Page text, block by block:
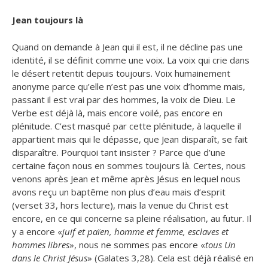
Jean toujours là
Quand on demande à Jean qui il est, il ne décline pas une
identité, il se définit comme une voix. La voix qui crie dans
le désert retentit depuis toujours. Voix humainement
anonyme parce qu’elle n’est pas une voix d’homme mais,
passant il est vrai par des hommes, la voix de Dieu. Le
Verbe est déjà là, mais encore voilé, pas encore en
plénitude. C’est masqué par cette plénitude, à laquelle il
appartient mais qui le dépasse, que Jean disparaît, se fait
disparaître. Pourquoi tant insister ? Parce que d’une
certaine façon nous en sommes toujours là. Certes, nous
venons après Jean et même après Jésus en lequel nous
avons reçu un baptême non plus d’eau mais d’esprit
(verset 33, hors lecture), mais la venue du Christ est
encore, en ce qui concerne sa pleine réalisation, au futur. Il
y a encore «juif et païen, homme et femme, esclaves et
hommes libres», nous ne sommes pas encore «tous Un
dans le Christ Jésus» (Galates 3,28). Cela est déjà réalisé en